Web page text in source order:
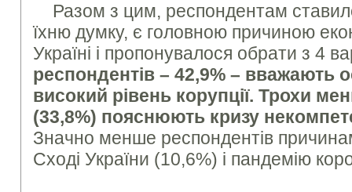
Разом з цим, респондентам
їхню думку, є головною причиною
Україні і пропонувалося обрати з 4
респондентів – 42,9% –
високий рівень корупції. Трохи
(33,8%) пояснюють кризу
Значно менше респондентів
Сході України (10,6%) і пандемію